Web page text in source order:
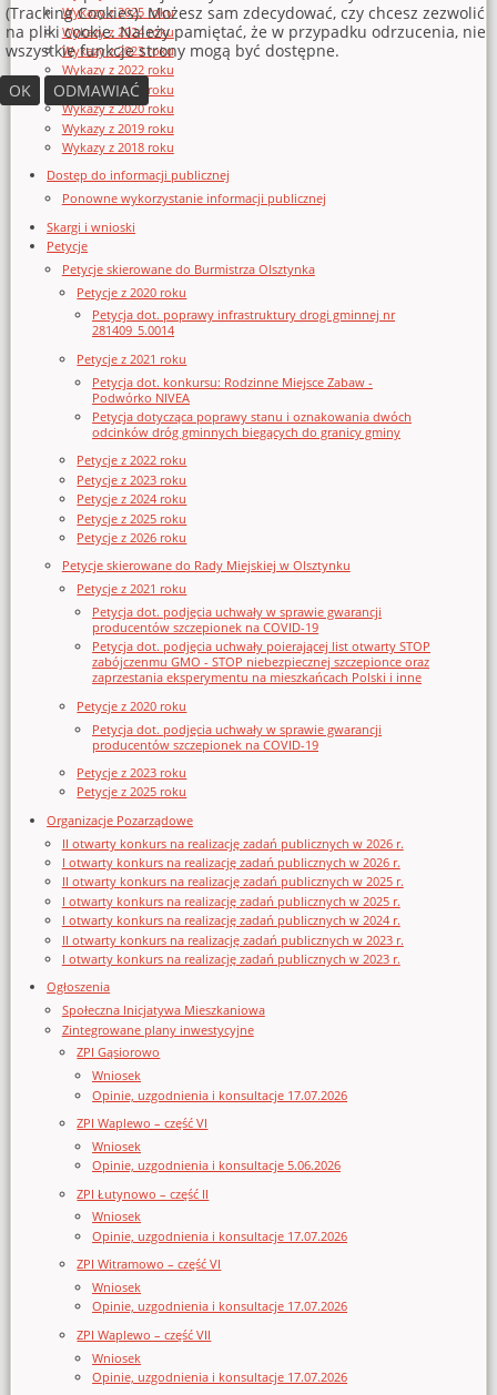
Wykazy z 2025 roku
Wykazy z 2024 roku
Wykazy z 2023 roku
Wykazy z 2022 roku
Wykazy z 2021 roku
Wykazy z 2020 roku
Wykazy z 2019 roku
Wykazy z 2018 roku
Dostęp do informacji publicznej
Ponowne wykorzystanie informacji publicznej
Skargi i wnioski
Petycje
Petycje skierowane do Burmistrza Olsztynka
Petycje z 2020 roku
Petycja dot. poprawy infrastruktury drogi gminnej nr
281409_5.0014
Petycje z 2021 roku
Petycja dot. konkursu: Rodzinne Miejsce Zabaw -
Podwórko NIVEA
Petycja dotycząca poprawy stanu i oznakowania dwóch
odcinków dróg gminnych biegących do granicy gminy
Petycje z 2022 roku
Petycje z 2023 roku
Petycje z 2024 roku
Petycje z 2025 roku
Petycje z 2026 roku
Petycje skierowane do Rady Miejskiej w Olsztynku
Petycje z 2021 roku
Petycja dot. podjęcia uchwały w sprawie gwarancji
producentów szczepionek na COVID-19
Petycja dot. podjęcia uchwały poierającej list otwarty STOP
zabójczenmu GMO - STOP niebezpiecznej szczepionce oraz
zaprzestania eksperymentu na mieszkańcach Polski i inne
Petycje z 2020 roku
Petycja dot. podjęcia uchwały w sprawie gwarancji
producentów szczepionek na COVID-19
Petycje z 2023 roku
Petycje z 2025 roku
Organizacje Pozarządowe
II otwarty konkurs na realizację zadań publicznych w 2026 r.
I otwarty konkurs na realizację zadań publicznych w 2026 r.
II otwarty konkurs na realizację zadań publicznych w 2025 r.
I otwarty konkurs na realizację zadań publicznych w 2025 r.
I otwarty konkurs na realizację zadań publicznych w 2024 r.
II otwarty konkurs na realizację zadań publicznych w 2023 r.
I otwarty konkurs na realizację zadań publicznych w 2023 r.
Ogłoszenia
Społeczna Inicjatywa Mieszkaniowa
Zintegrowane plany inwestycyjne
ZPI Gąsiorowo
Wniosek
Opinie, uzgodnienia i konsultacje 17.07.2026
ZPI Waplewo – część VI
Wniosek
Opinie, uzgodnienia i konsultacje 5.06.2026
ZPI Łutynowo – część II
Wniosek
Opinie, uzgodnienia i konsultacje 17.07.2026
ZPI Witramowo – część VI
Wniosek
Opinie, uzgodnienia i konsultacje 17.07.2026
ZPI Waplewo – część VII
Wniosek
Opinie, uzgodnienia i konsultacje 17.07.2026
(Tracking Cookies). Możesz sam zdecydować, czy chcesz zezwolić
na pliki cookie. Należy pamiętać, że w przypadku odrzucenia, nie
wszystkie funkcje strony mogą być dostępne.
OK
ODMAWIAĆ